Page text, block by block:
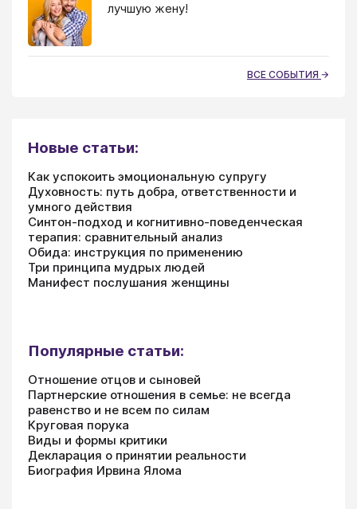
лучшую жену!
ВСЕ СОБЫТИЯ
Новые статьи:
Как успокоить эмоциональную супругу
Духовность: путь добра, ответственности и
умного действия
Синтон-подход и когнитивно-поведенческая
терапия: сравнительный анализ
Обида: инструкция по применению
Три принципа мудрых людей
Манифест послушания женщины
Популярные статьи:
Отношение отцов и сыновей
Партнерские отношения в семье: не всегда
равенство и не всем по силам
Круговая порука
Виды и формы критики
Декларация о принятии реальности
Биография Ирвина Ялома